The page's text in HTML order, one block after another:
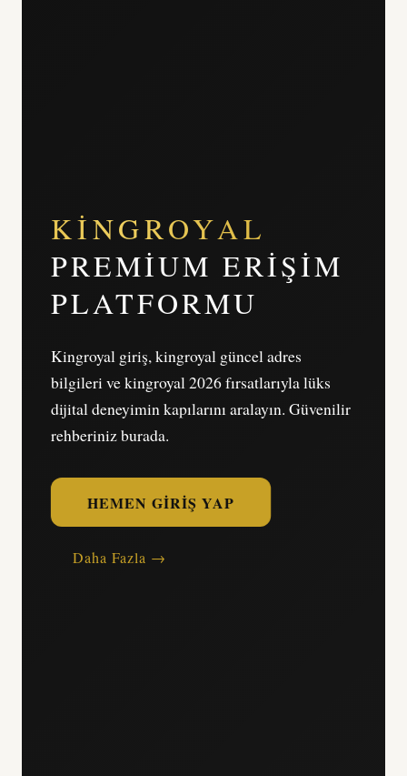
KINGROYAL
PREMIUM ERIŞIM
PLATFORMU
Kingroyal giriş, kingroyal güncel adres
bilgileri ve kingroyal 2026 fırsatlarıyla lüks
dijital deneyimin kapılarını aralayın. Güvenilir
rehberiniz burada.
HEMEN GIRIŞ YAP
Daha Fazla →